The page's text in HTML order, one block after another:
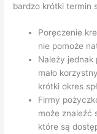
bardzo krótki termin
Poręczenie
nie pomoże
Należy jednak
mało
krótki okres
Firmy
może znaleźć
które są